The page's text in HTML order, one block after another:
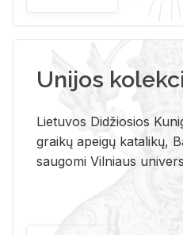
Unijos
Lietuvos Didžiosios
graikų apeigų katalikų,
saugomi Vilniaus